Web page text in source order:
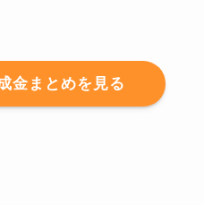
金まとめを見る